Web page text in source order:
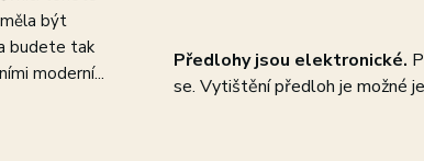
být
budete tak
moderní...
Předlohy jsou elektronické.
se. Vytištění předloh je možné